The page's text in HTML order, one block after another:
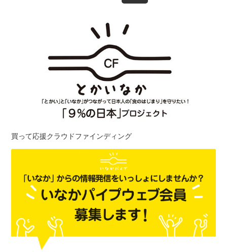
買って応援クラウドファインディング